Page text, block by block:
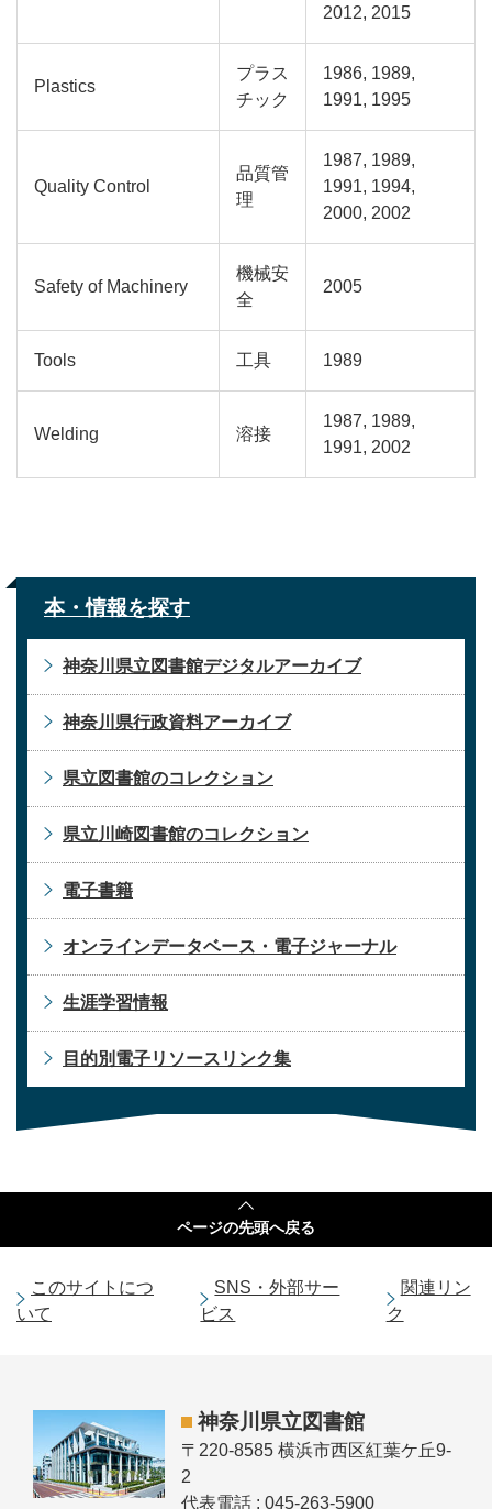
2012, 2015
Plastics
プラス
チック
1986, 1989,
1991, 1995
Quality Control
品質管
理
1987, 1989,
1991, 1994,
2000, 2002
Safety of Machinery
機械安
全
2005
Tools 工具 1989
Welding 溶接
1987, 1989,
1991, 2002
本・情報を探す
神奈川県立図書館デジタルアーカイブ
神奈川県行政資料アーカイブ
県立図書館のコレクション
県立川崎図書館のコレクション
電子書籍
オンラインデータベース・電子ジャーナル
生涯学習情報
目的別電子リソースリンク集
このサイトにつ
いて
SNS・外部サー
ビス
関連リン
ク
ページの先頭へ戻る
神奈川県立図書館
〒220-8585 横浜市西区紅葉ケ丘9-
2
代表電話 : 045-263-5900